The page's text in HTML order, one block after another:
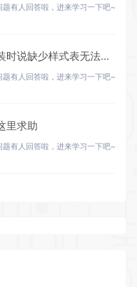
题有人回答啦，进来学习一下吧~
为什么下载的主题安装时说缺少样式表无法安装呢，在WP后台安装的
题有人回答啦，进来学习一下吧~
里求助
题有人回答啦，进来学习一下吧~